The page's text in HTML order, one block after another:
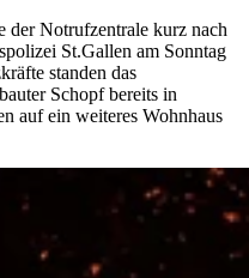
der Notrufzentrale kurz nach
St.Gallen am Sonntag
standen das
Schopf bereits in
auf ein weiteres Wohnhaus